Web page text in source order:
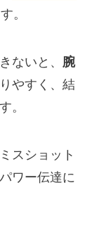
。
ないと、 腕
やすく、結
。
スショット
ワー伝達に